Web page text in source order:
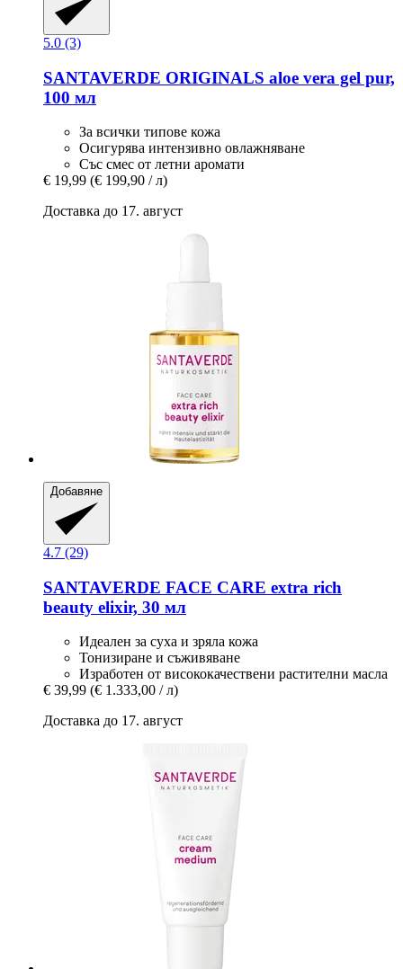
5.0 (3)
SANTAVERDE ORIGINALS aloe vera gel pur,
100 мл
За всички типове кожа
Осигурява интензивно овлажняване
Със смес от летни аромати
€ 19,99 (€ 199,90 / л)
Доставка до 17. август
Добавяне
4.7 (29)
SANTAVERDE FACE CARE extra rich
beauty elixir, 30 мл
Идеален за суха и зряла кожа
Тонизиране и съживяване
Изработен от висококачествени растителни масла
€ 39,99 (€ 1.333,00 / л)
Доставка до 17. август